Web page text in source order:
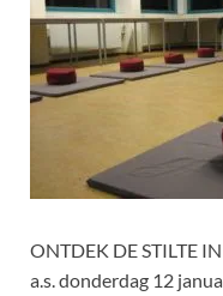
ONTDEK DE STILTE
a.s. donderdag 12